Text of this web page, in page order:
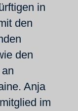
in
den
den
Anja
im